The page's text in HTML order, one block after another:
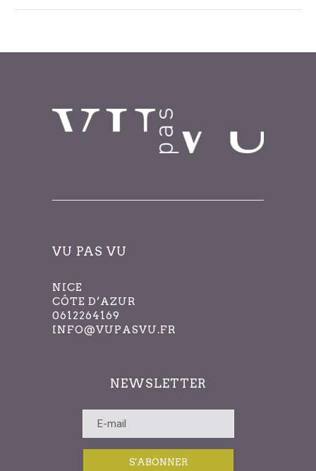
VU PAS VU
NICE
CÔTE D’AZUR
0612264169
INFO@VUPASVU.FR
NEWSLETTER
S'ABONNER